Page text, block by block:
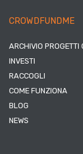
CROWDFUNDME
ARCHIVIO PROGETTI
INVESTI
RACCOGLI
COME FUNZIONA
BLOG
NEWS